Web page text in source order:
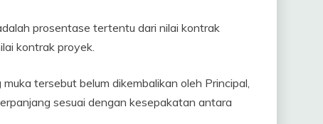
prosentase tertentu dari nilai kontrak
kontrak proyek.
tersebut belum dikembalikan oleh Principal,
sesuai dengan kesepakatan antara